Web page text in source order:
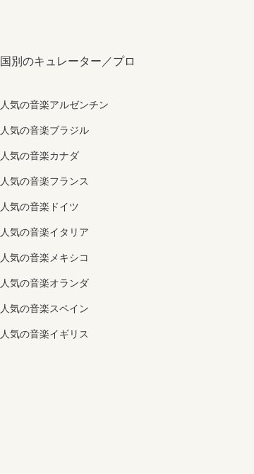
国別のキュレーター／プロ
人気の音楽アルゼンチン
人気の音楽ブラジル
人気の音楽カナダ
人気の音楽フランス
人気の音楽ドイツ
人気の音楽イタリア
人気の音楽メキシコ
人気の音楽オランダ
人気の音楽スペイン
人気の音楽イギリス